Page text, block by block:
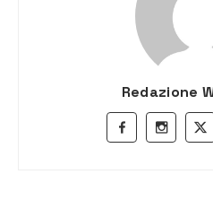
Redazione